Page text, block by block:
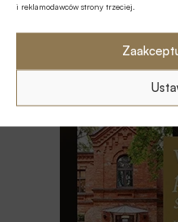
i reklamodawców strony trzeciej.
Z RYNKU
Bank of
dolarów